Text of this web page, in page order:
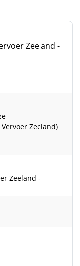
Zeeland -
Zeeland)
Zeeland -